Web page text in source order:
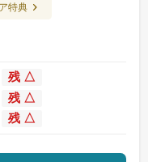
特典
残 △
残 △
残 △